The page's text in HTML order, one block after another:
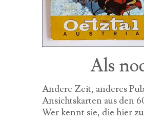
Als
Andere Zeit, anderes
Ansichtskarten aus den
Wer kennt sie, die hier